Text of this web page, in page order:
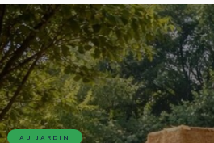
AU JARDIN